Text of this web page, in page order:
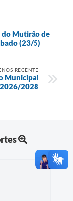
do Mutirão de
(23/5)
RECENTE
Municipal
2026/2028